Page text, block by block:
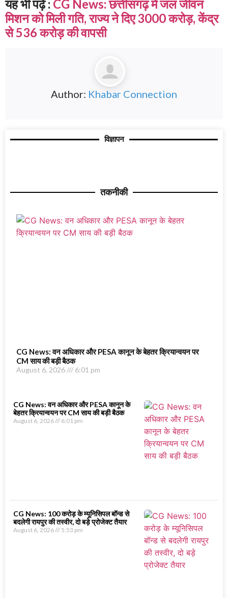
यह भी पढ़ें : CG News: छत्तीसगढ़ में जल जीवन
मिशन को मिली गति, राज्य ने दिए 3000 करोड़, केंद्र
से 536 करोड़ की वापसी
Author: Khabar Connection
विज्ञापन
तकनीकी
CG News: वन अधिकार और PESA कानून के बेहतर क्रियान्वयन पर
CM साय की बड़ी बैठक
August 6, 2026 6:01 pm
CG News: वन अधिकार और PESA कानून के
बेहतर क्रियान्वयन पर CM साय की बड़ी बैठक
August 6, 2026 6:01 pm
CG News: 100 करोड़ के म्यूनिसिपल बॉन्ड से
बदलेगी रायपुर की तस्वीर, दो बड़े प्रोजेक्ट तैयार
August 6, 2026 5:53 pm